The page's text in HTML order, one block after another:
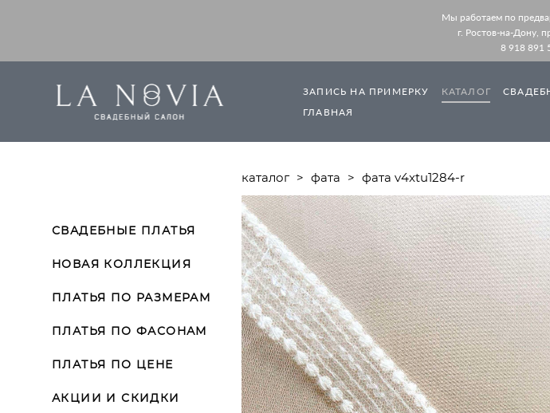
Мы работаем по
г. Ростов-на-Дону,
8 918 891
ЗАПИСЬ НА ПРИМЕРКУ КАТАЛОГ
ГЛАВНАЯ
СВАДЕБНЫЕ ПЛАТЬЯ
НОВАЯ КОЛЛЕКЦИЯ
ПЛАТЬЯ ПО РАЗМЕРАМ
ПЛАТЬЯ ПО ФАСОНАМ
ПЛАТЬЯ ПО ЦЕНЕ
АКЦИИ И СКИДКИ
каталог > фата > фата v4xtu1284-r